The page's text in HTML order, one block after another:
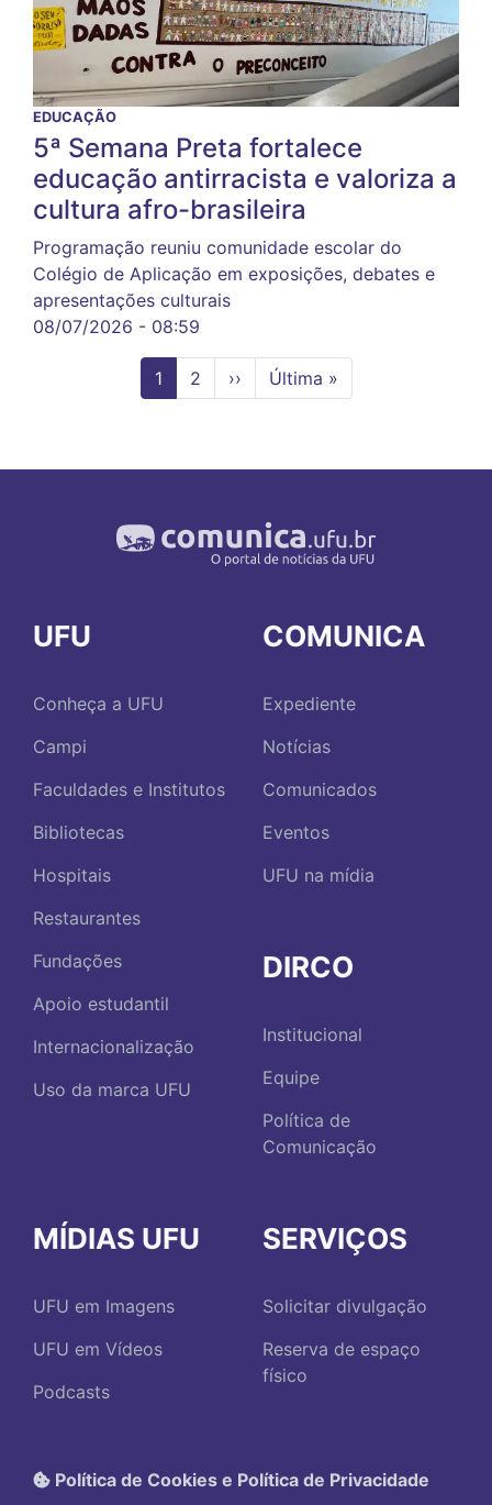
EDUCAÇÃO
5ª Semana Preta fortalece
educação antirracista e valoriza a
cultura afro-brasileira
Programação reuniu comunidade escolar do
Colégio de Aplicação em exposições, debates e
apresentações culturais
08/07/2026 - 08:59
Página
atual
1 Page
2
Próxima
página
››
Última
página
Última »
UFU
Conheça a UFU
Campi
Faculdades e Institutos
Bibliotecas
Hospitais
Restaurantes
Fundações
Apoio estudantil
Internacionalização
Uso da marca UFU
COMUNICA
Expediente
Notícias
Comunicados
Eventos
UFU na mídia
DIRCO
Institucional
Equipe
Política de
Comunicação
MÍDIAS UFU
UFU em Imagens
UFU em Vídeos
Podcasts
SERVIÇOS
Solicitar divulgação
Reserva de espaço
físico
Política de Cookies e Política de Privacidade